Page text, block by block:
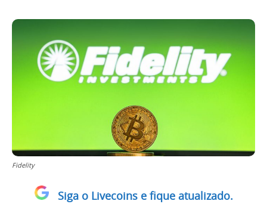
Fidelity
Siga o Livecoins e fique atualizado.